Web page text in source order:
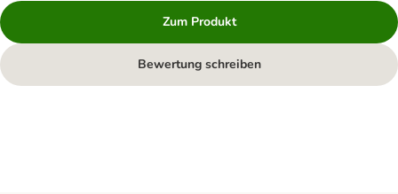
Zum Produkt
Bewertung schreiben